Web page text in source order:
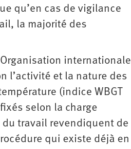
qu’en cas de vigilance
la majorité des
internationale
l’activité et la nature des
(indice WBGT
selon la charge
du travail revendiquent de
qui existe déjà en